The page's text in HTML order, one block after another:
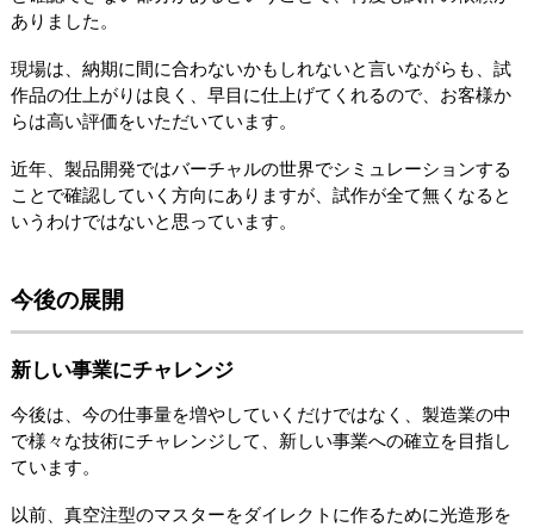
ありました。
現場は、納期に間に合わないかもしれないと言いながらも、試
作品の仕上がりは良く、早目に仕上げてくれるので、お客様か
らは高い評価をいただいています。
近年、製品開発ではバーチャルの世界でシミュレーションする
ことで確認していく方向にありますが、試作が全て無くなると
いうわけではないと思っています。
今後の展開
新しい事業にチャレンジ
今後は、今の仕事量を増やしていくだけではなく、製造業の中
で様々な技術にチャレンジして、新しい事業への確立を目指し
ています。
以前、真空注型のマスターをダイレクトに作るために光造形を